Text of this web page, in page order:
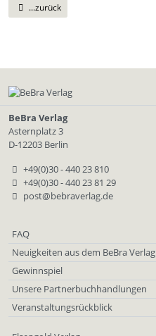
...zurück
BeBra Verlag
Asternplatz 3
D-12203 Berlin
+49(0)30 - 440 23 810
+49(0)30 - 440 23 81 29
post@bebraverlag.de
FAQ
Neuigkeiten aus dem BeBra Verlag
Gewinnspiel
Unsere Partnerbuchhandlungen
Veranstaltungsrückblick